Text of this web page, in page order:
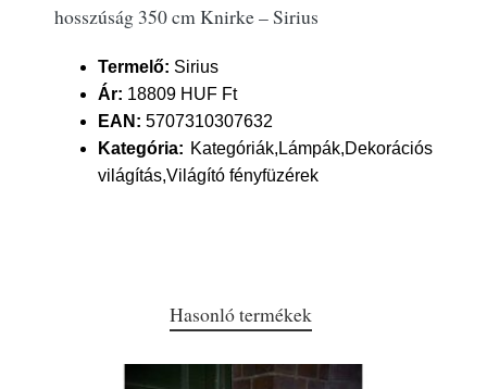
hosszúság 350 cm Knirke – Sirius
Termelő: Sirius
Ár: 18809 HUF Ft
EAN: 5707310307632
Kategória: Kategóriák,Lámpák,Dekorációs
világítás,Világító fényfüzérek
Hasonló termékek